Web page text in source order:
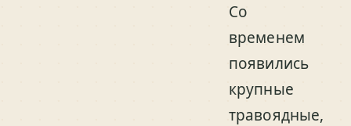
Со
временем
появились
крупные
травоядные,